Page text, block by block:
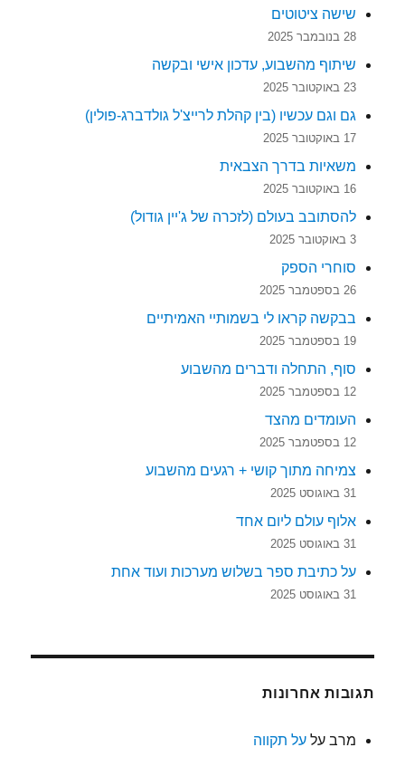
שישה ציטוטים
28 בנובמבר 2025
שיתוף מהשבוע, עדכון אישי ובקשה
23 באוקטובר 2025
גם וגם עכשיו (בין קהלת לרייצ'ל גולדברג-פולין)
17 באוקטובר 2025
משאיות בדרך הצבאית
16 באוקטובר 2025
להסתובב בעולם (לזכרה של ג'יין גודול)
3 באוקטובר 2025
סוחרי הספק
26 בספטמבר 2025
בבקשה קראו לי בשמותיי האמיתיים
19 בספטמבר 2025
סוף, התחלה ודברים מהשבוע
12 בספטמבר 2025
העומדים מהצד
12 בספטמבר 2025
צמיחה מתוך קושי + רגעים מהשבוע
31 באוגוסט 2025
אלוף עולם ליום אחד
31 באוגוסט 2025
על כתיבת ספר בשלוש מערכות ועוד אחת
31 באוגוסט 2025
תגובות אחרונות
מרב עלעל תקווה